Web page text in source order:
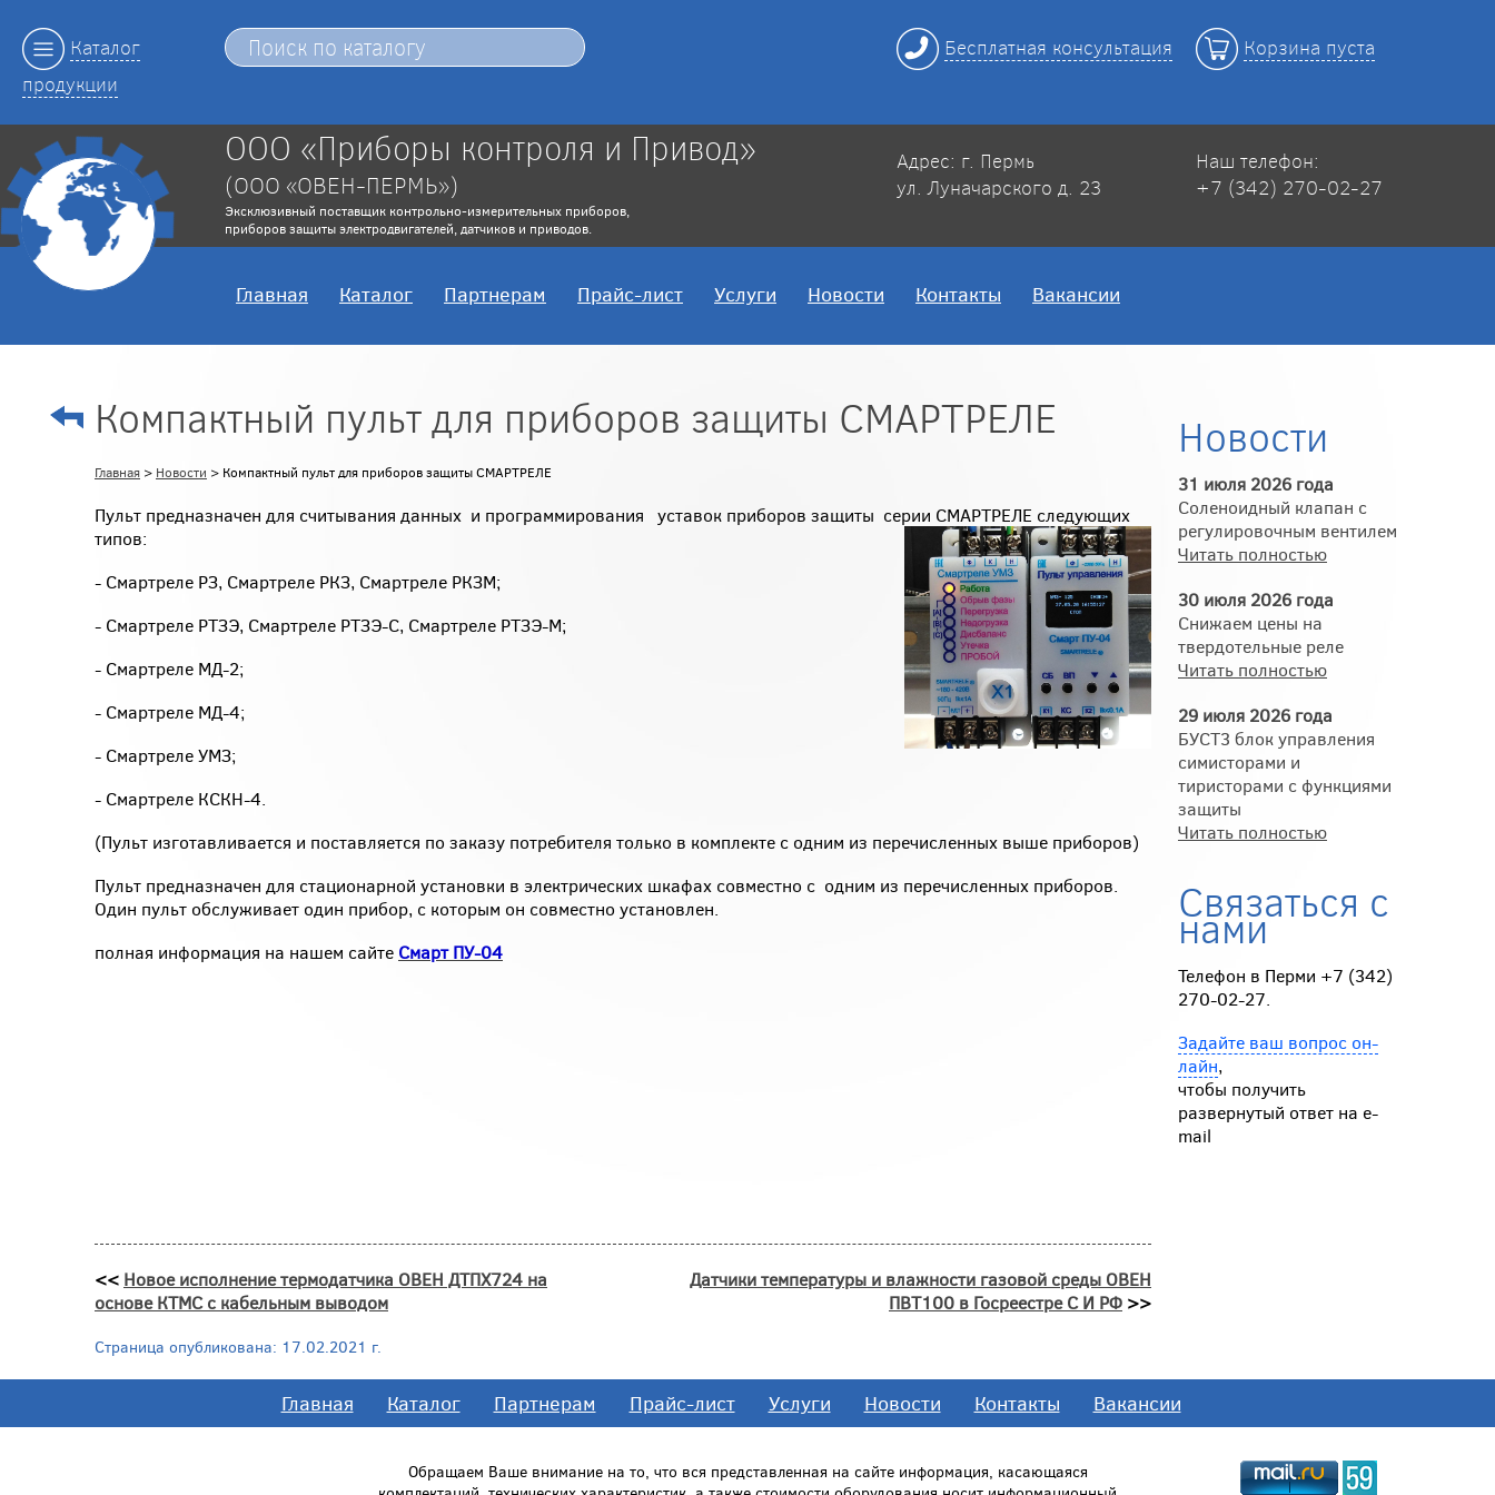
Каталог
продукции
Бесплатная консультация Корзина пуста
ООО «Приборы контроля и Привод»
(ООО «ОВЕН-ПЕРМЬ»)
Эксклюзивный поставщик контрольно-измерительных приборов,
приборов защиты электродвигателей, датчиков и приводов.
Адрес: г. Пермь
ул. Луначарского д. 23
Наш телефон:
+7 (342) 270-02-27
Главная Каталог Партнерам Прайс-лист Услуги Новости Контакты Вакансии
Компактный пульт для приборов защиты СМАРТРЕЛЕ
Главная > Новости > Компактный пульт для приборов защиты СМАРТРЕЛЕ
Пульт предназначен для считывания данных и программирования уставок приборов защиты серии СМАРТРЕЛЕ следующих
типов:
- Смартреле РЗ, Смартреле РКЗ, Смартреле РКЗМ;
- Смартреле РТЗЭ, Смартреле РТЗЭ-С, Смартреле РТЗЭ-М;
- Смартреле МД-2;
- Смартреле МД-4;
- Смартреле УМЗ;
- Смартреле КСКН-4.
(Пульт изготавливается и поставляется по заказу потребителя только в комплекте с одним из перечисленных выше приборов)
Пульт предназначен для стационарной установки в электрических шкафах совместно с одним из перечисленных приборов.
Один пульт обслуживает один прибор, с которым он совместно установлен.
полная информация на нашем сайте Смарт ПУ-04
<< Новое исполнение термодатчика ОВЕН ДТПХ724 на
основе КТМС с кабельным выводом
Датчики температуры и влажности газовой среды ОВЕН
ПВТ100 в Госреестре С И РФ >>
Страница опубликована: 17.02.2021 г.
Новости
31 июля 2026 года
Соленоидный клапан с
регулировочным вентилем
Читать полностью
30 июля 2026 года
Снижаем цены на
твердотельные реле
Читать полностью
29 июля 2026 года
БУСТ3 блок управления
симисторами и
тиристорами с функциями
защиты
Читать полностью
Связаться с
нами
Телефон в Перми +7 (342)
270-02-27.
Задайте ваш вопрос он-
лайн,
чтобы получить
развернутый ответ на e-
mail
Главная Каталог Партнерам Прайс-лист Услуги Новости Контакты Вакансии
Обращаем Ваше внимание на то, что вся представленная на сайте информация, касающаяся